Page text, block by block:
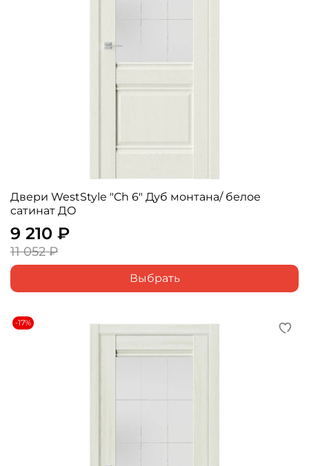
Двери WestStyle "Ch 6" Дуб монтана/ белое
сатинат ДО
9 210 ₽
11 052 ₽
Выбрать
-17%